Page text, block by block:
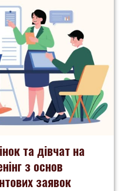
та дівчат на
з основ
заявок